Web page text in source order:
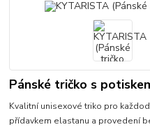
Pánské tričko s
Kvalitní unisexové triko pro
přídavkem elastanu a provedení